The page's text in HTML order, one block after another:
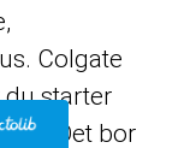
Colgate
starter
”Det bor